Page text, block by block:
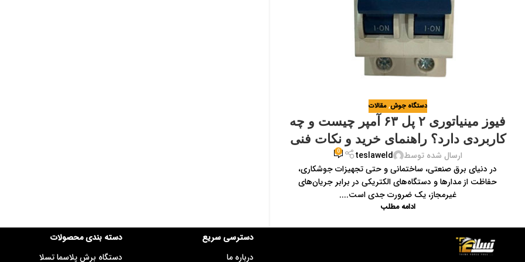
دستگاه جوش,مقالات
فیوز مینیاتوری ۲ پل ۶۳ آمپر چیست و چه
کاربردی دارد؟ راهنمای خرید و نکات فنی
ارسال شده توسط teslaweld
0
در دنیای برق صنعتی، ساختمانی و حتی تجهیزات جوشکاری،
حفاظت از مدارها و دستگاه‌های الکتریکی در برابر جریان‌های
غیرمجاز، یک ضرورت جدی است....
ادامه مطلب
دسترسی سریع
درباره ما
دسته بندی محصولات
دستگاه برش پلاسما تسلا